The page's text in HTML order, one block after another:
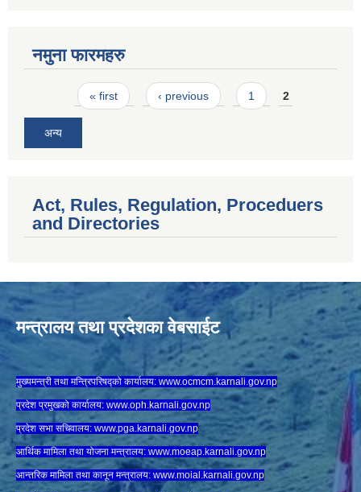
नमुना फारमहरु
Pages« first ‹ previous 1 2
अन्य
Act, Rules, Regulation, Proceduers
and Directories
मन्त्रालय तथा प्रदेशका वेबसाईट
मुख्यमन्त्री तथा मन्त्रिपरिषद्को कार्यालय: www.ocmcm.karnali.gov.np
प्रदेश प्रमुखको कार्यालय: www.oph.karnali.gov.np
प्रदेश सभा सचिवालय: www.pga.karnali.gov.np
आर्थिक मामिला तथा योजना मन्त्रालय: www.moeap.karnali.gov.np
आन्तरिक मामिला तथा कानून मन्त्रालय: www.moial.karnali.gov.np